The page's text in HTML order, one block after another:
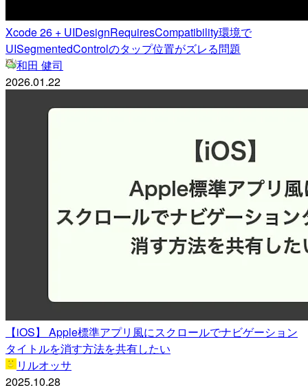
Xcode 26 + UIDesignRequiresCompatibility環境で
UISegmentedControlのタップ位置がズレる問題
和田 健司
2026.01.22
【iOS】 Apple標準アプリ風にスクロールでナビゲーション
タイトルを消す方法を共有したい
リルオッサ
2025.10.28